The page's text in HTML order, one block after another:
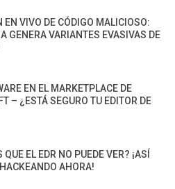
EN VIVO DE CÓDIGO MALICIOSO:
GENERA VARIANTES EVASIVAS DE
EN EL MARKETPLACE DE
– ¿ESTÁ SEGURO TU EDITOR DE
EL EDR NO PUEDE VER? ¡ASÍ
AHORA!